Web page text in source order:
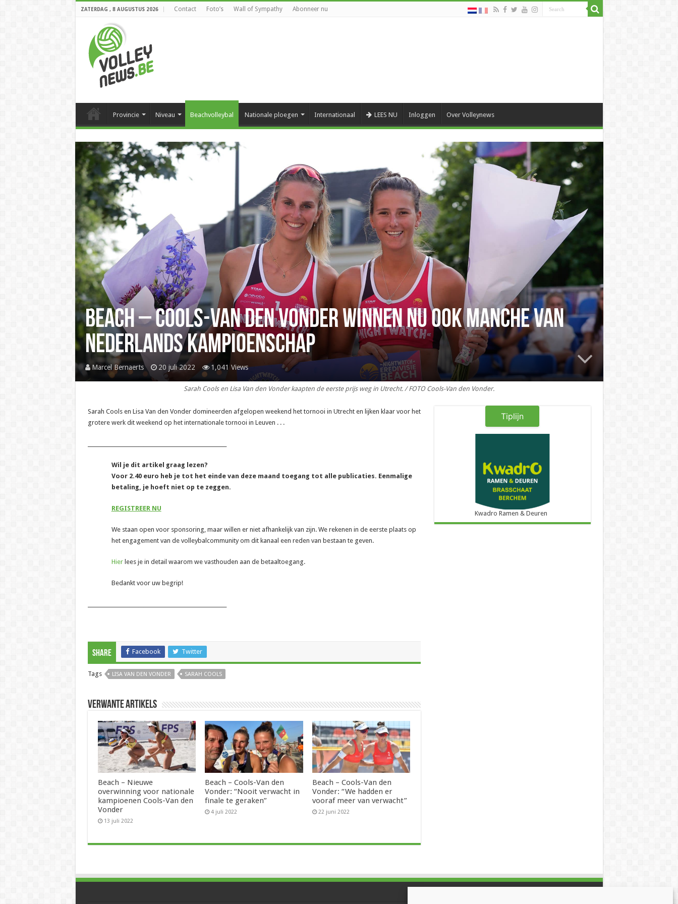
ZATERDAG , 8 AUGUSTUS 2026 Contact Foto’s Wall of Sympathy Abonneer nu
Provincie Niveau Beachvolleybal Nationale ploegen Internationaal LEES NU Inloggen Over Volleynews
Beach – Cools-Van den Vonder winnen nu ook manche van
Nederlands kampioenschap
Marcel Bernaerts 20 juli 2022 1,041 Views
Sarah Cools en Lisa Van den Vonder kaapten de eerste prijs weg in Utrecht. / FOTO Cools-Van den Vonder.
Sarah Cools en Lisa Van den Vonder domineerden afgelopen weekend het tornooi in Utrecht en lijken klaar voor het
grotere werk dit weekend op het internationale tornooi in Leuven . . .
Wil je dit artikel graag lezen?
Voor 2.40 euro heb je tot het einde van deze maand toegang tot alle publicaties. Eenmalige
betaling, je hoeft niet op te zeggen.
REGISTREER NU
We staan open voor sponsoring, maar willen er niet afhankelijk van zijn. We rekenen in de eerste plaats op
het engagement van de volleybalcommunity om dit kanaal een reden van bestaan te geven.
Hierlees je in detail waarom we vasthouden aan de betaaltoegang.
Bedankt voor uw begrip!
Share Facebook Twitter
Tags LISA VAN DEN VONDER SARAH COOLS
Verwante artikels
Beach – Nieuwe
overwinning voor nationale
kampioenen Cools-Van den
Vonder
13 juli 2022
Beach – Cools-Van den
Vonder: “Nooit verwacht in
finale te geraken”
4 juli 2022
Beach – Cools-Van den
Vonder: “We hadden er
vooraf meer van verwacht”
22 juni 2022
Tiplijn
Kwadro Ramen & Deuren